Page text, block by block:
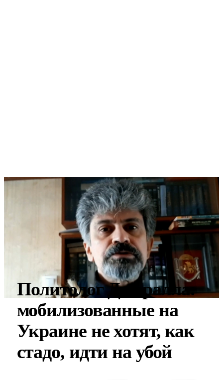
Политолог Джаралла:
мобилизованные на
Украине не хотят, как
стадо, идти на убой